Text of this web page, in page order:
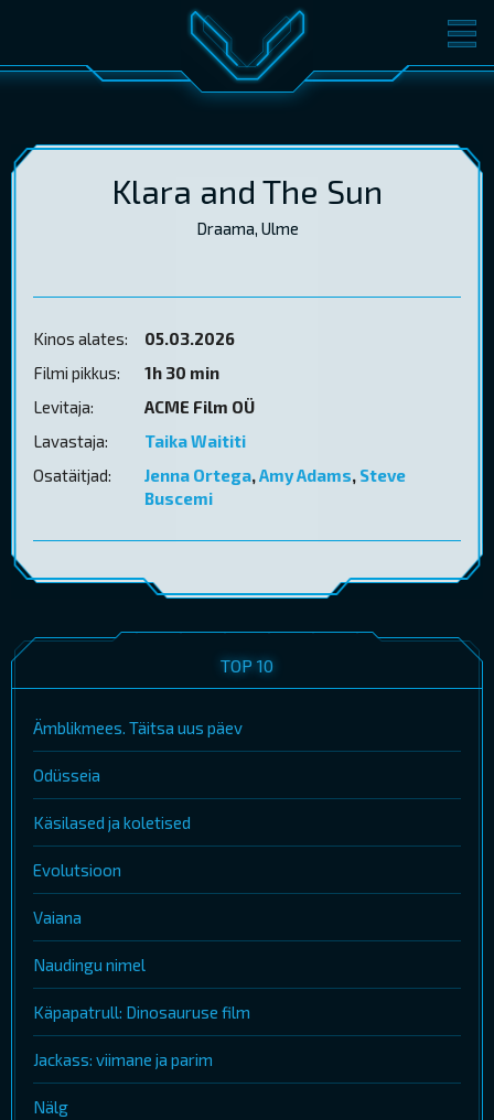
FILMID PILETID
KONVERENTS V-KLUBI
KINKEKAARDID
EST RUS ENG
Klara and The Sun
Draama, Ulme
Kinos alates:
05.03.2026
Filmi pikkus:
1h 30 min
Levitaja:
ACME Film OÜ
Lavastaja:
Taika Waititi
Osatäitjad:
Jenna Ortega,Amy Adams, Steve
Buscemi
TOP 10
Ämblikmees. Täitsa uus päev
Odüsseia
Käsilased ja koletised
Evolutsioon
Vaiana
Naudingu nimel
Käpapatrull: Dinosauruse film
Jackass: viimane ja parim
Nälg